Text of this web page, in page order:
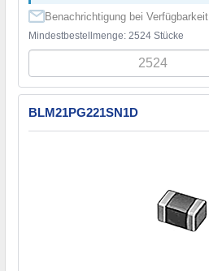
Benachrichtigung bei Verfügbarkeit
Mindestbestellmenge: 2524 Stücke
BLM21PG221SN1D